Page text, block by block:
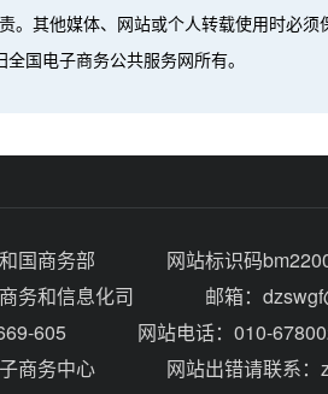
。其他媒体、网站或个人转载使用时必
国电子商务公共服务网所有。
国商务部
网站标识码
务和信息化司
邮箱：
605
网站电话：010-
商务中心 网站出错请联系